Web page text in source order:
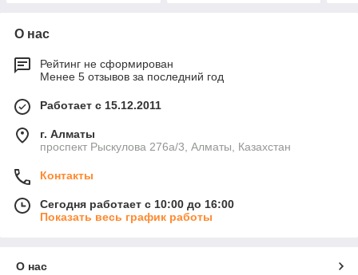
О нас
Рейтинг не сформирован
Менее 5 отзывов за последний год
Работает с 15.12.2011
г. Алматы
проспект Рыскулова 276а/3, Алматы, Казахстан
Контакты
Сегодня работает с 10:00 до 16:00
Показать весь график работы
О нас